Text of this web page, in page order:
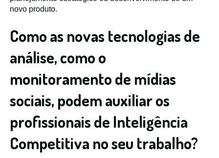
novo produto.
Como as novas tecnologias de
análise, como o
monitoramento de mídias
sociais, podem auxiliar os
profissionais de Inteligência
Competitiva no seu trabalho?